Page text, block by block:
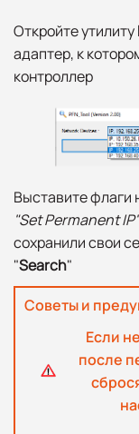
Откройте утилиту
адаптер, к
контроллер
Выставите флаги
"Set Permanent IP"
сохранили свои
"Search"
Советы и
Если
после